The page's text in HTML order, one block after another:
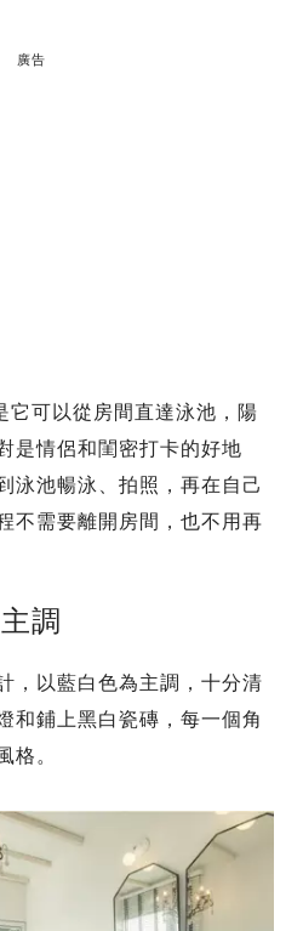
廣告
可以從房間直達泳池，陽
是情侶和閨密打卡的好地
泳池暢泳、拍照，再在自己
不需要離開房間，也不用再
調
，以藍白色為主調，十分清
和鋪上黑白瓷磚，每一個角
格。